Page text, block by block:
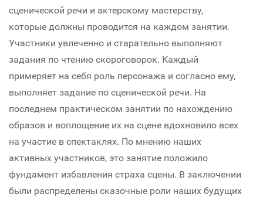
сценической речи и актерскому мастерству,
которые должны проводится на каждом занятии.
Участники увлеченно и старательно выполняют
задания по чтению скороговорок. Каждый
примеряет на себя роль персонажа и согласно ему,
выполняет задание по сценической речи. На
последнем практическом занятии по нахождению
образов и воплощение их на сцене вдохновило всех
на участие в спектаклях. По мнению наших
активных участников, это занятие положило
фундамент избавления страха сцены. В заключении
были распределены сказочные роли наших будущих